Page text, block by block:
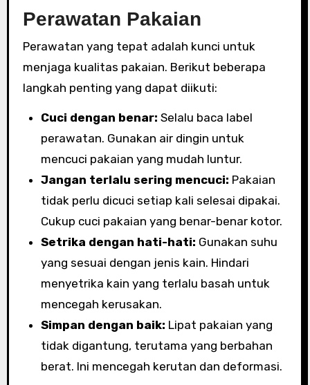
Perawatan Pakaian
Perawatan yang tepat adalah kunci untuk
menjaga kualitas pakaian. Berikut beberapa
langkah penting yang dapat diikuti:
Cuci dengan benar: Selalu baca label
perawatan. Gunakan air dingin untuk
mencuci pakaian yang mudah luntur.
Jangan terlalu sering mencuci: Pakaian
tidak perlu dicuci setiap kali selesai dipakai.
Cukup cuci pakaian yang benar-benar kotor.
Setrika dengan hati-hati: Gunakan suhu
yang sesuai dengan jenis kain. Hindari
menyetrika kain yang terlalu basah untuk
mencegah kerusakan.
Simpan dengan baik: Lipat pakaian yang
tidak digantung, terutama yang berbahan
berat. Ini mencegah kerutan dan deformasi.